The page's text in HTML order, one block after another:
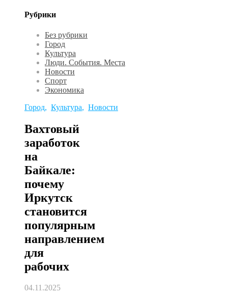
Рубрики
Без рубрики
Город
Культура
Люди. События. Места
Новости
Спорт
Экономика
Город, Культура, Новости
Вахтовый
заработок
на
Байкале:
почему
Иркутск
становится
популярным
направлением
для
рабочих
04.11.2025